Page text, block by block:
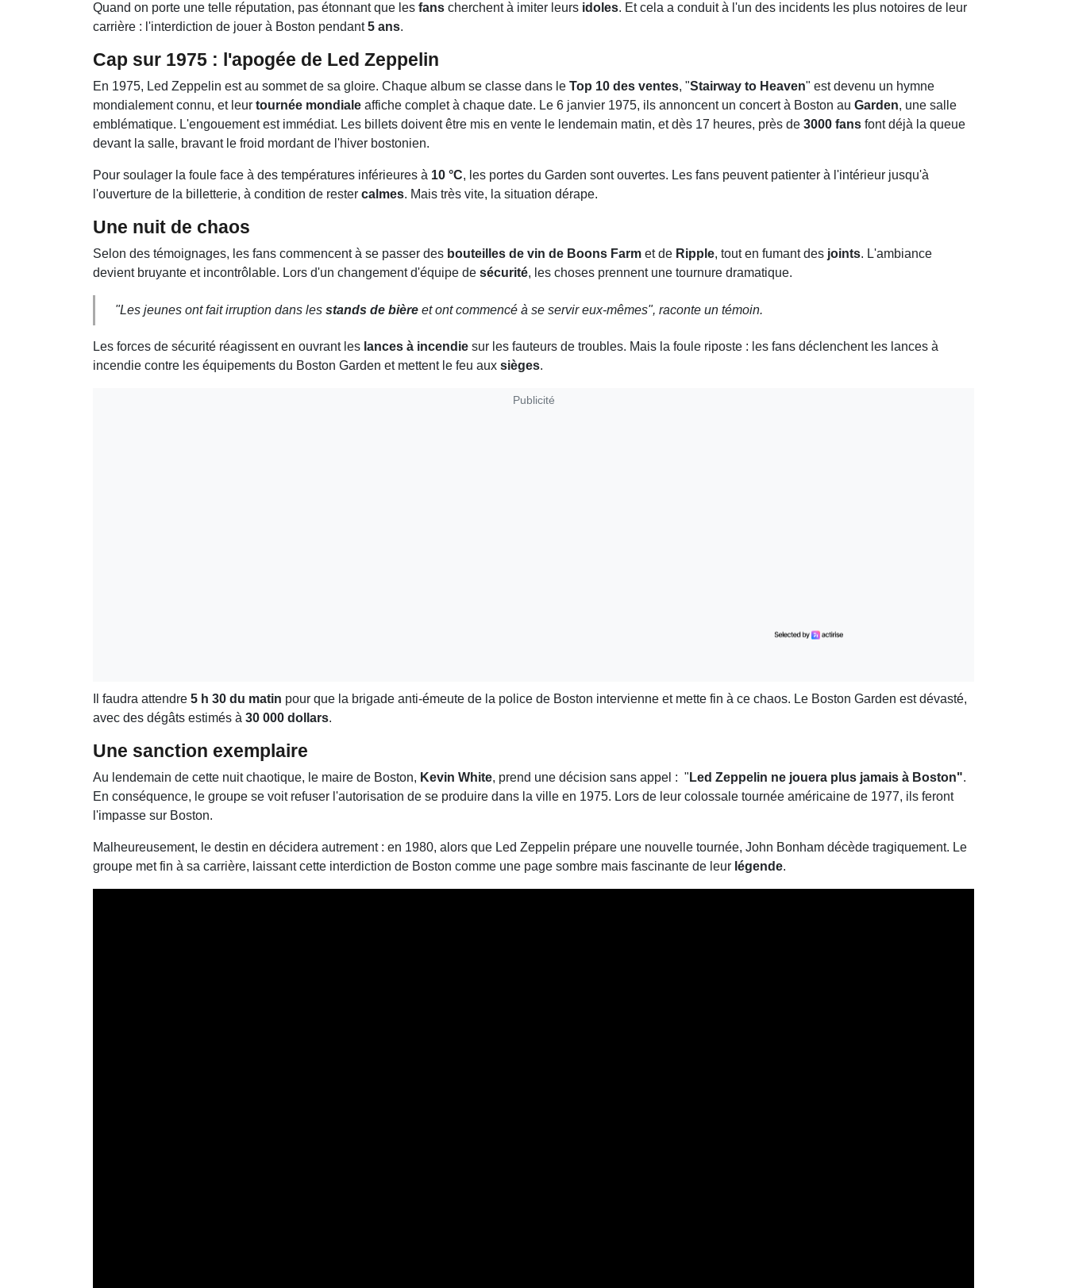
Quand on porte une telle réputation, pas étonnant que les fans cherchent à imiter leurs idoles. Et cela a conduit à l'un des incidents les plus notoires de leur
carrière : l'interdiction de jouer à Boston pendant5 ans.
Cap sur 1975 : l'apogée de Led Zeppelin
En 1975, Led Zeppelin est au sommet de sa gloire. Chaque album se classe dans le Top 10 des ventes, "Stairway to Heaven" est devenu un hymne
mondialement connu, et leur tournée mondiale affiche complet à chaque date. Le 6 janvier 1975, ils annoncent un concert à Boston au Garden, une salle
emblématique. L'engouement est immédiat. Les billets doivent être mis en vente le lendemain matin, et dès 17 heures, près de 3000 fans font déjà la queue
devant la salle, bravant le froid mordant de l'hiver bostonien.
Pour soulager la foule face à des températures inférieures à 10 °C, les portes du Garden sont ouvertes. Les fans peuvent patienter à l'intérieur jusqu'à
l'ouverture de la billetterie, à condition de rester calmes. Mais très vite, la situation dérape.
Une nuit de chaos
Selon des témoignages, les fans commencent à se passer des bouteilles de vin de Boons Farm et de Ripple, tout en fumant des joints. L'ambiance
devient bruyante et incontrôlable. Lors d'un changement d'équipe de sécurité, les choses prennent une tournure dramatique.
"Les jeunes ont fait irruption dans les stands de bière et ont commencé à se servir eux-mêmes", raconte un témoin.
Les forces de sécurité réagissent en ouvrant les lances à incendie sur les fauteurs de troubles. Mais la foule riposte : les fans déclenchent les lances à
incendie contre les équipements du Boston Garden et mettent le feu aux sièges.
Publicité
Il faudra attendre 5 h 30 du matin pour que la brigade anti-émeute de la police de Boston intervienne et mette fin à ce chaos. Le Boston Garden est dévasté,
avec des dégâts estimés à 30 000 dollars.
Une sanction exemplaire
Au lendemain de cette nuit chaotique, le maire de Boston, Kevin White, prend une décision sans appel : " Led Zeppelin ne jouera plus jamais à Boston".
En conséquence, le groupe se voit refuser l'autorisation de se produire dans la ville en 1975. Lors de leur colossale tournée américaine de 1977, ils feront
l'impasse sur Boston.
Malheureusement, le destin en décidera autrement : en 1980, alors que Led Zeppelin prépare une nouvelle tournée, John Bonham décède tragiquement. Le
groupe met fin à sa carrière, laissant cette interdiction de Boston comme une page sombre mais fascinante de leur légende.